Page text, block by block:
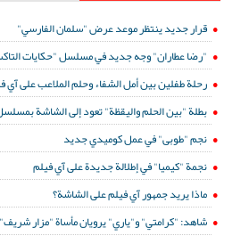
قرار جديد ينتظر موعد عرض "سلمان الفارسي"
"رضا عطاران" وجه جديد في مسلسل "حكايات
رحلة طفلين بين أمل الشفاء وحلم الملاعب على آي
بطلة "بين الحلم واليقظة" تعود إلى الشاشة
نجم "طوبى" في عمل كوميدي جديد
نجمة "كيميا" في إطلالة جديدة على آي فيلم
ماذا يريد جمهور آي فيلم على الشاشة؟
شاهد: "كرامتي" و"ياري" يرويان مأساة "مزار شريف"